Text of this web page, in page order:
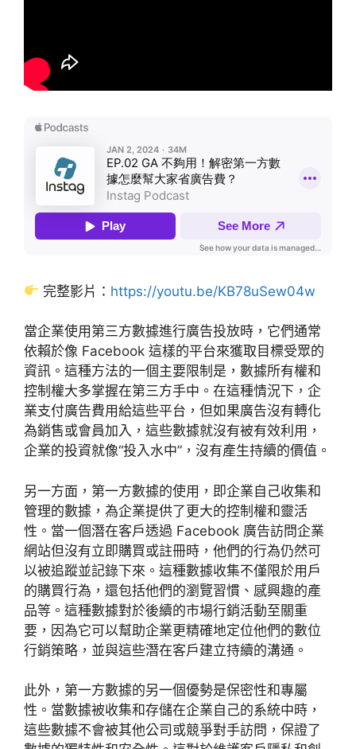
完整影片： https://youtu.be/KB78uSew04w
當企業使用第三方數據進行廣告投放時，它們通常
依賴於像 Facebook 這樣的平台來獲取目標受眾的
資訊。這種方法的一個主要限制是，數據所有權和
控制權大多掌握在第三方手中。在這種情況下，企
業支付廣告費用給這些平台，但如果廣告沒有轉化
為銷售或會員加入，這些數據就沒有被有效利用，
企業的投資就像“投入水中”，沒有產生持續的價值。
另一方面，第一方數據的使用，即企業自己收集和
管理的數據，為企業提供了更大的控制權和靈活
性。當一個潛在客戶透過 Facebook 廣告訪問企業
網站但沒有立即購買或註冊時，他們的行為仍然可
以被追蹤並記錄下來。這種數據收集不僅限於用戶
的購買行為，還包括他們的瀏覽習慣、感興趣的產
品等。這種數據對於後續的市場行銷活動至關重
要，因為它可以幫助企業更精確地定位他們的數位
行銷策略，並與這些潛在客戶建立持續的溝通。
此外，第一方數據的另一個優勢是保密性和專屬
性。當數據被收集和存儲在企業自己的系統中時，
這些數據不會被其他公司或競爭對手訪問，保證了